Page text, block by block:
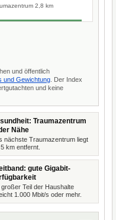
2,8 km
und öffentlich
und Gewichtung . Der Index
und keine
Traumazentrum
Nähe
nächste Traumazentrum liegt
km entfernt.
gute Gigabit-
großer Teil der Haushalte
1.000 Mbit/s oder mehr.